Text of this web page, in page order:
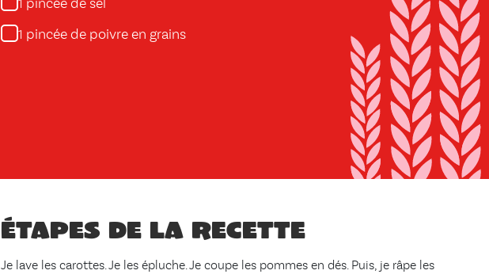
1 pincée de sel
1 pincée de poivre en grains
Étapes de la recette
Je lave les carottes. Je les épluche. Je coupe les pommes en dés. Puis, je râpe les